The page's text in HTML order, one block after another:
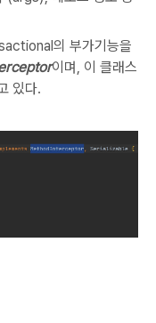
의 부가기능을
이며, 이 클래스
있다.